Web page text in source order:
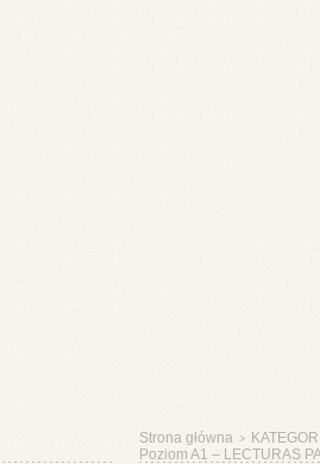
Strona główna >
Poziom A1 – LECTURAS